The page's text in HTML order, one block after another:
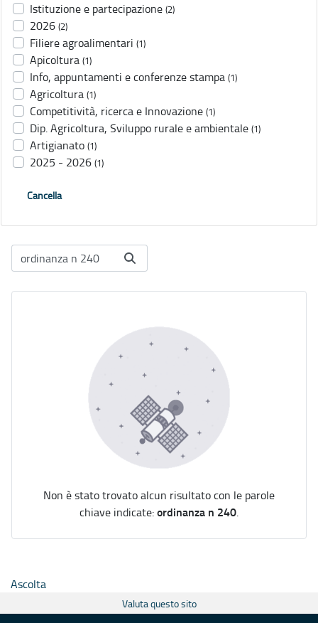
Istituzione e partecipazione (2)
2026 (2)
Filiere agroalimentari (1)
Apicoltura (1)
Info, appuntamenti e conferenze stampa (1)
Agricoltura (1)
Competitività, ricerca e Innovazione (1)
Dip. Agricoltura, Sviluppo rurale e ambientale (1)
Artigianato (1)
2025 - 2026 (1)
Cancella
Non è stato trovato alcun risultato con le parole
chiave indicate:ordinanza n 240.
Ascolta
Valuta questo sito